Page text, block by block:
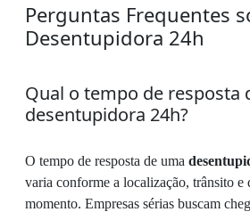
Perguntas Frequentes
Desentupidora 24h
Qual o tempo de resposta
desentupidora 24h?
O tempo de resposta de uma
varia conforme a localização, trânsito e
momento. Empresas sérias buscam